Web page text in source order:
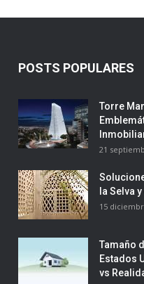
POSTS POPULARES
Torre
21
la Selva
15
Tamaño
Estados
vs